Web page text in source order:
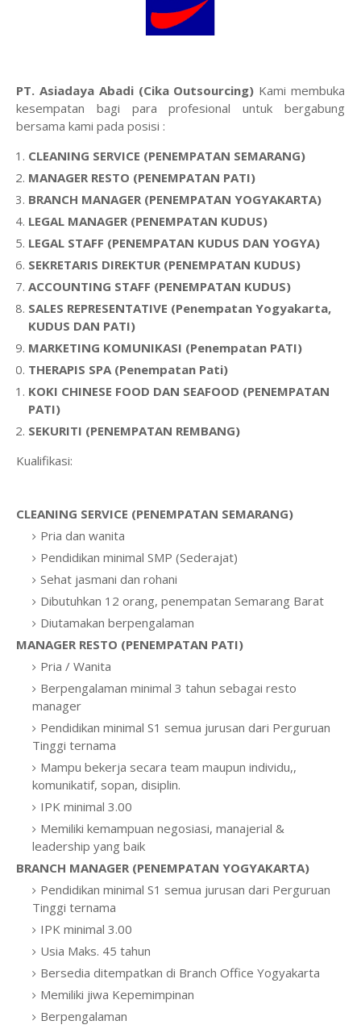
PT. Asiadaya Abadi (Cika Outsourcing) Kami membuka
kesempatan bagi para profesional untuk bergabung
bersama kami pada posisi :
CLEANING SERVICE (PENEMPATAN SEMARANG)
MANAGER RESTO (PENEMPATAN PATI)
BRANCH MANAGER (PENEMPATAN YOGYAKARTA)
LEGAL MANAGER (PENEMPATAN KUDUS)
LEGAL STAFF (PENEMPATAN KUDUS DAN YOGYA)
SEKRETARIS DIREKTUR (PENEMPATAN KUDUS)
ACCOUNTING STAFF (PENEMPATAN KUDUS)
SALES REPRESENTATIVE (Penempatan Yogyakarta,
KUDUS DAN PATI)
MARKETING KOMUNIKASI (Penempatan PATI)
THERAPIS SPA (Penempatan Pati)
KOKI CHINESE FOOD DAN SEAFOOD (PENEMPATAN
PATI)
SEKURITI (PENEMPATAN REMBANG)
Kualifikasi:
CLEANING SERVICE (PENEMPATAN SEMARANG)
Pria dan wanita
Pendidikan minimal SMP (Sederajat)
Sehat jasmani dan rohani
Dibutuhkan 12 orang, penempatan Semarang Barat
Diutamakan berpengalaman
MANAGER RESTO (PENEMPATAN PATI)
Pria / Wanita
Berpengalaman minimal 3 tahun sebagai resto
manager
Pendidikan minimal S1 semua jurusan dari Perguruan
Tinggi ternama
Mampu bekerja secara team maupun individu,,
komunikatif, sopan, disiplin.
IPK minimal 3.00
Memiliki kemampuan negosiasi, manajerial &
leadership yang baik
BRANCH MANAGER (PENEMPATAN YOGYAKARTA)
Pendidikan minimal S1 semua jurusan dari Perguruan
Tinggi ternama
IPK minimal 3.00
Usia Maks. 45 tahun
Bersedia ditempatkan di Branch Office Yogyakarta
Memiliki jiwa Kepemimpinan
Berpengalaman